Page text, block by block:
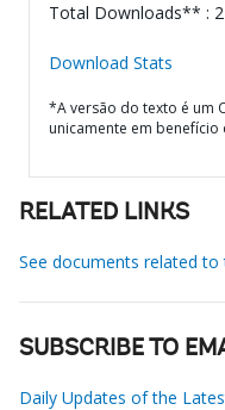
Total Downloads** :
Download Stats
*A versão do texto é um
unicamente em
RELATED LINKS
See documents related to
SUBSCRIBE TO
Daily Updates of the